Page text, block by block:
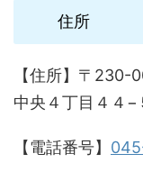
住所
【住所】〒230-
中央４丁目４４−
【電話番号】